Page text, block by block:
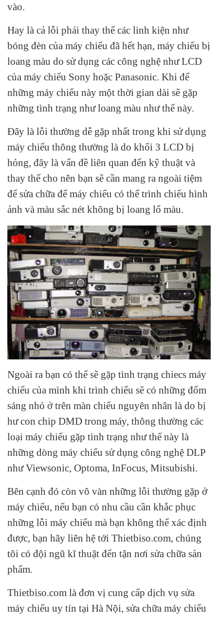
vào.
Hay là cả lỗi phải thay thế các linh kiện như
bóng đèn của máy chiếu đã hết hạn, máy chiếu bị
loang màu do sử dụng các công nghệ như LCD
của máy chiếu Sony hoặc Panasonic. Khi để
những máy chiếu này một thời gian dài sẽ gặp
những tình trạng như loang màu như thế này.
Đây là lỗi thường dễ gặp nhất trong khi sử dụng
máy chiếu thông thường là do khối 3 LCD bị
hỏng, đây là vấn đề liên quan đến kỹ thuật và
thay thế cho nên bạn sẽ cần mang ra ngoài tiệm
để sửa chữa để máy chiếu có thể trình chiếu hình
ảnh và màu sắc nét không bị loang lổ màu.
Ngoài ra bạn có thể sẽ gặp tình trạng chiecs máy
chiếu của mình khi trình chiếu sẽ có những đốm
sáng nhỏ ở trên màn chiếu nguyên nhân là do bị
hư con chip DMD trong máy, thông thường các
loại máy chiếu gặp tình trạng như thế này là
những dòng máy chiếu sử dụng công nghệ DLP
như Viewsonic, Optoma, InFocus, Mitsubishi.
Bên cạnh đó còn vô vàn những lỗi thường gặp ở
máy chiếu, nếu bạn có nhu cầu cần khắc phục
những lỗi máy chiếu mà bạn không thể xác định
được, bạn hãy liên hệ tới Thietbiso.com, chúng
tôi có đội ngũ kĩ thuật đến tận nơi sửa chữa sản
phẩm.
Thietbiso.com là đơn vị cung cấp dịch vụ sửa
máy chiếu uy tín tại Hà Nội, sửa chữa máy chiếu